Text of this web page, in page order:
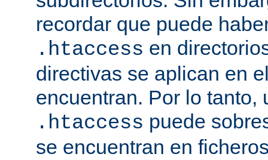
recordar que puede
.htaccess en
directivas se aplican en
encuentran. Por lo tanto,
.htaccess puede
se encuentran en